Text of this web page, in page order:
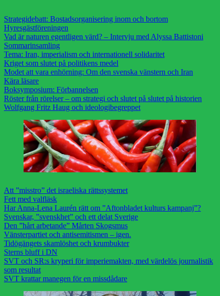
Strategidebatt: Bostadsorganisering inom och bortom
Hyresgästföreningen
Vad är naturen egentligen värd? – Intervju med Alyssa Battistoni
Sommarinsamling
Tema: Iran, imperialism och internationell solidaritet
Kriget som slutet på politikens medel
Modet att vara enhörning: Om den svenska vänstern och Iran
Kära läsare
Boksymposium: Förbannelsen
Röster från rörelser – om strategi och slutet på slutet på historien
Wolfgang Fritz Haug och ideologibegreppet
Att ”misstro” det israeliska rättssystemet
Fett med valfläsk
Har Anna-Lena Laurén rätt om ”Aftonbladet kulturs kampanj”?
Svenskar, ”svenskhet” och ett delat Sverige
Den ”hårt arbetande” Mårten Skogsmus
Vänsterpartiet och antisemitismen – igen.
Tidögängets skamlöshet och krumbukter
Sterns bluff i DN
SVT och SR:s kryperi för imperiemakten, med värdelös journalistik
som resultat
SVT krattar manegen för en missdådare